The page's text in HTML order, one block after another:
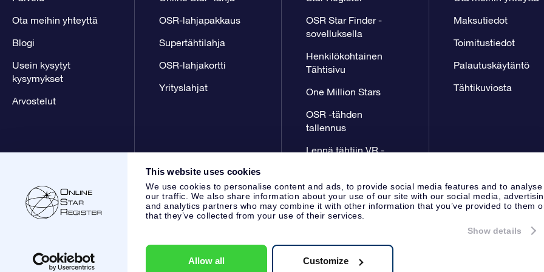
This website uses cookies
We use cookies to personalise content and ads, to provide social media features and to analyse
our traffic. We also share information about your use of our site with our social media,
and analytics partners who may combine it with other information that you’ve provided to them
that they’ve collected from your use of their services.
Show details
Allow all Customize
Ota meihin yhteyttä
Blogi
Usein kysytyt
kysymykset
Arvostelut
OSR-lahjapakkaus
Supertähtilahja
OSR-lahjakortti
Yrityslahjat
OSR Star Finder -
sovelluksella
Henkilökohtainen
Tähtisivu
One Million Stars
OSR -tähden
tallennus
Lennä tähtiin VR -
Maksutiedot
Toimitustiedot
Palautuskäytäntö
Tähtikuviosta
Asiakaspalvelu:help@osr.org KVK: 60333553, VAT: NL 8538.62.722B01
Tietosuoja ja